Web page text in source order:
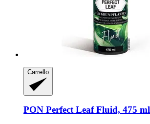
Carrello
PON Perfect Leaf Fluid, 475 ml